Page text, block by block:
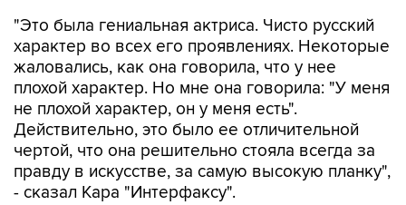
"Это была гениальная актриса. Чисто русский
характер во всех его проявлениях. Некоторые
жаловались, как она говорила, что у нее
плохой характер. Но мне она говорила: "У меня
не плохой характер, он у меня есть".
Действительно, это было ее отличительной
чертой, что она решительно стояла всегда за
правду в искусстве, за самую высокую планку",
- сказал Кара "Интерфаксу".